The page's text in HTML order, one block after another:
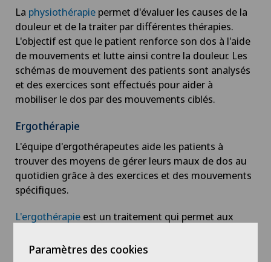
La physiothérapie permet d'évaluer les causes de la
douleur et de la traiter par différentes thérapies.
L'objectif est que le patient renforce son dos à l'aide
de mouvements et lutte ainsi contre la douleur. Les
schémas de mouvement des patients sont analysés
et des exercices sont effectués pour aider à
mobiliser le dos par des mouvements ciblés.
Ergothérapie
L'équipe d'ergothérapeutes aide les patients à
trouver des moyens de gérer leurs maux de dos au
quotidien grâce à des exercices et des mouvements
spécifiques.
L'ergothérapie est un traitement qui permet aux
de trouver les bons mouvements, mais aussi la
Paramètres des cookies